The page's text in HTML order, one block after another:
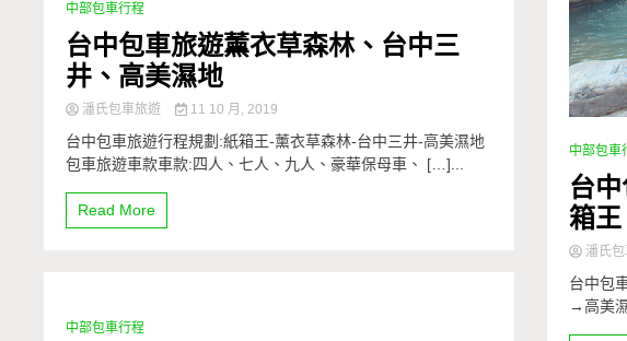
中部包車行程
台中包車旅遊薰衣草森林、台中三
井、高美濕地
潘氏包車旅遊 11 10 月, 2019
台中包車旅遊行程規劃:紙箱王-薰衣草森林-台中三井-高美濕地
包車旅遊車款車款:四人、七人、九人、豪華保母車、 […]...
Read More
2 Minutes
中部包車行程
中部包車
台
箱
潘氏
台中包
→高美